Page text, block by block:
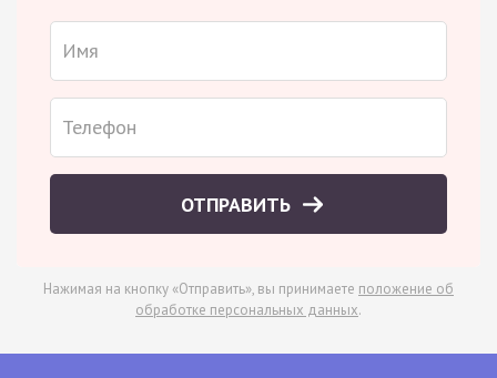
ОТПРАВИТЬ
Нажимая на кнопку «Отправить», вы принимаете положение об
обработке персональных данных.